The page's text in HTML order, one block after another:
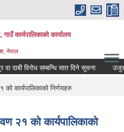
गाउँ कार्यपालिकाको कार्यालय
नेपाल
दाबी विरोध सम्बन्धि सात दिने सूचना उजुर
कार्यपालिकाको निर्णयहरु
२१ को कार्यपालिकाको